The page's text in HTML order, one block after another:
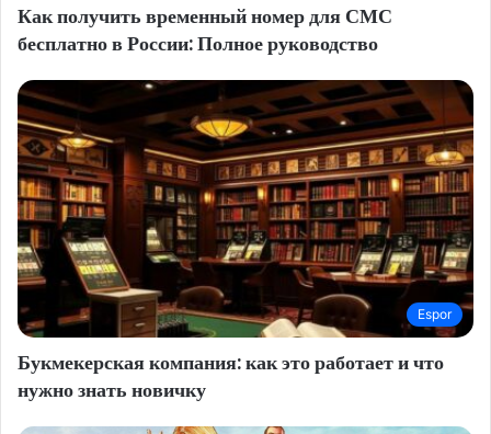
Как получить временный номер для СМС
бесплатно в России: Полное руководство
Espor
Букмекерская компания: как это работает и что
нужно знать новичку